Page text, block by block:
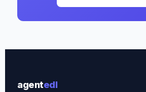
agentedl